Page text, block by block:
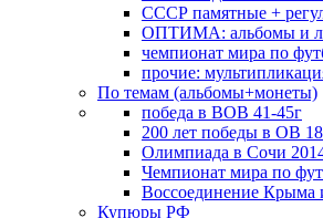
СССР памятные +
ОПТИМА: альбомы и
чемпионат мира по
прочие:
По темам (альбомы+монеты)
победа в ВОВ 41-45г
200 лет победы в ОВ
Олимпиада в Сочи
Чемпионат мира по
Воссоединение Крыма
Купюры РФ